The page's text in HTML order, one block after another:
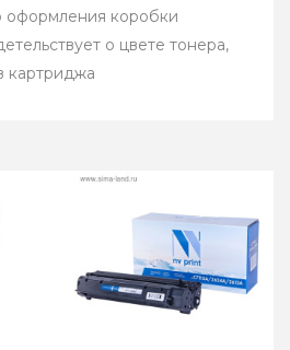
оформления коробки
о цвете тонера,
картриджа